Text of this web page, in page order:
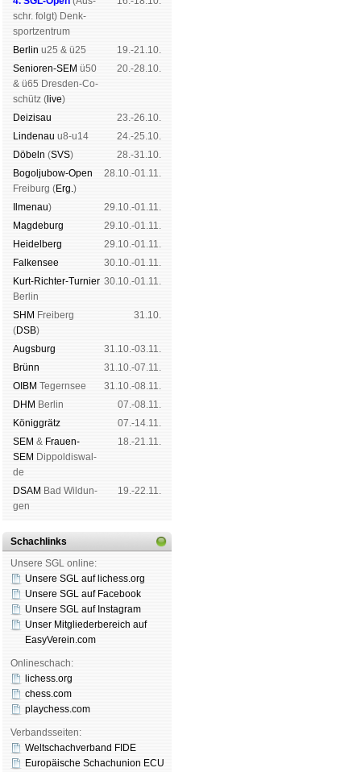
schr. folgt) Denk­
sport­zen­trum
Ber­lin u25 & ü25
19.-21.10.
Senioren-SEM ü50
& ü65 Dres­den-Co­
schütz ( live)
20.-28.10.
Dei­zi­sau
23.-26.10.
Lin­de­nau u8-u14
24.-25.10.
Dö­beln (SVS)
28.-31.10.
Bogoljubow-Open
Frei­burg (Erg.)
28.10.-01.11.
Il­me­nau)
29.10.-01.11.
Mag­de­burg
29.10.-01.11.
Hei­del­berg
29.10.-01.11.
Fal­ken­see
30.10.-01.11.
Kurt-Rich­ter-Tur­nier
Ber­lin
30.10.-01.11.
SHM Frei­berg
(DSB)
31.10.
Augs­burg
31.10.-03.11.
Brünn
31.10.-07.11.
OIBM Tegern­see
31.10.-08.11.
DHM Ber­lin
07.-08.11.
König­grätz
07.-14.11.
SEM & Frauen-
SEM Dip­pol­dis­wal­
de
18.-21.11.
DSAM Bad Wil­dun­
gen
19.-22.11.
Schachlinks
Unsere SGL online:
Unsere SGL auf li­chess.org
Unsere SGL auf Face­book
Unsere SGL auf Insta­gram
Unser Mitgliederbereich auf
EasyVerein.com
Onlineschach:
lichess.org
chess.com
playchess.com
Verbandsseiten:
Weltschachverband FIDE
Europäische Schachunion ECU